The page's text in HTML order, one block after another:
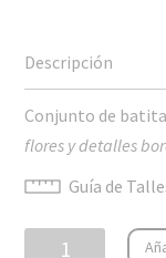
Conjunto de
flores y detalles
Guía de
Conjunto